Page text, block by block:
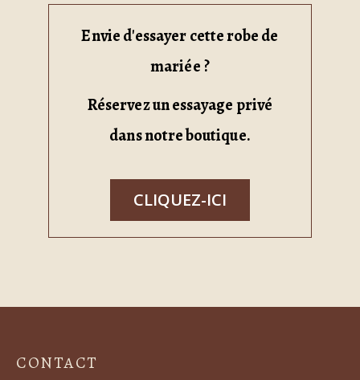
Envie d'essayer cette robe de
mariée ?
Réservez un essayage privé
dans notre boutique.
CLIQUEZ-ICI
CONTACT